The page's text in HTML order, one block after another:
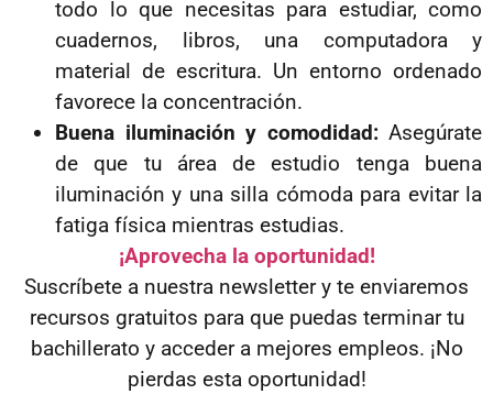
todo lo que necesitas para estudiar, como
cuadernos, libros, una computadora y
material de escritura. Un entorno ordenado
favorece la concentración.
Buena iluminación y comodidad:Asegúrate
de que tu área de estudio tenga buena
iluminación y una silla cómoda para evitar la
fatiga física mientras estudias.
¡Aprovecha la oportunidad!
Suscríbete a nuestra newsletter y te enviaremos
recursos gratuitos para que puedas terminar tu
bachillerato y acceder a mejores empleos. ¡No
pierdas esta oportunidad!